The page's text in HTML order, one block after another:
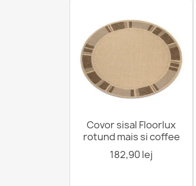
Covor sisal Floorlux
rotund mais si coffee
182,90 lej